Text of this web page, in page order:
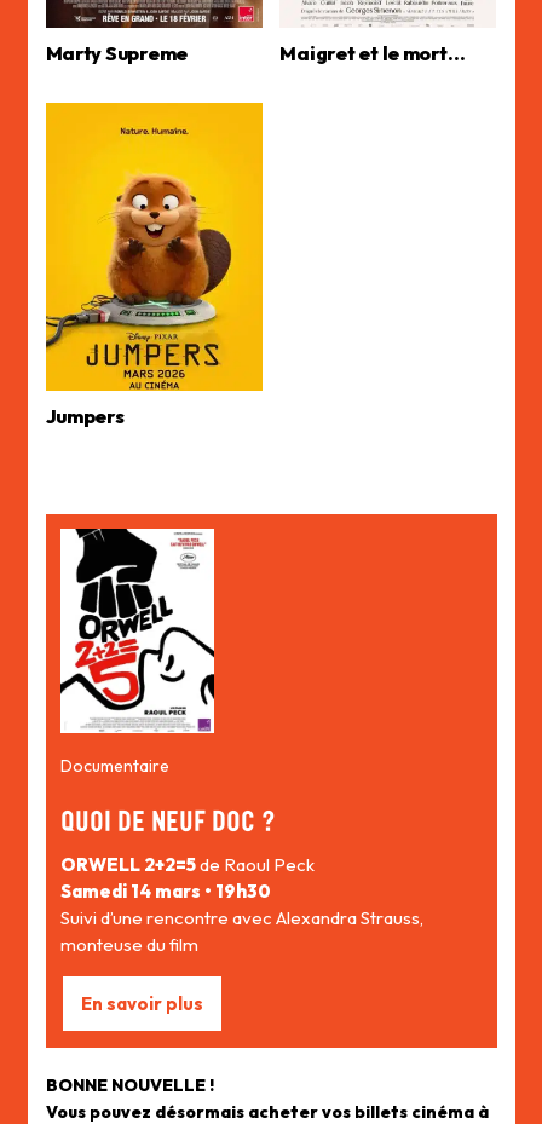
Marty Supreme Maigret et le mort…
Jumpers
Documentaire
QUOI DE NEUF DOC ?
ORWELL 2+2=5de Raoul Peck
Samedi 14 mars • 19h30
Suivi d’une rencontre avec Alexandra Strauss,
monteuse du film
En savoir plus
BONNE NOUVELLE !
Vous pouvez désormais acheter vos billets cinéma à